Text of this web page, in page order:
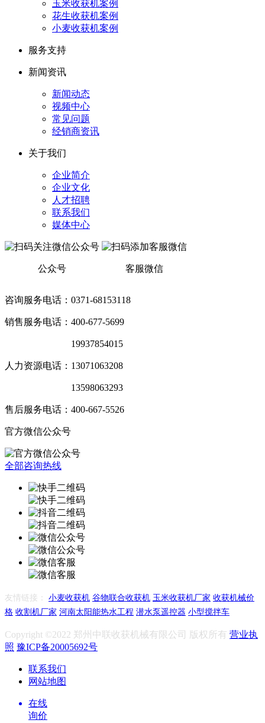
玉米收获机案例
花生收获机案例
小麦收获机案例
服务支持
新闻资讯
新闻动态
视频中心
常见问题
经销商资讯
关于我们
企业简介
企业文化
人才招聘
联系我们
媒体中心
公众号 客服微信
咨询服务电话：0371-68153118
销售服务电话：400-677-5699
19937854015
人力资源电话：13071063208
13598063293
售后服务电话：400-667-5526
官方微信公众号
全部咨询热线
友情链接： 小麦收获机 谷物联合收获机 玉米收获机厂家 收获机械价
格 收割机厂家 河南太阳能热水工程 潜水泵遥控器 小型搅拌车
Copyright ©2022 郑州中联收获机械有限公司 版权所有 营业执
照 豫ICP备20005692号
联系我们
网站地图
在线
询价